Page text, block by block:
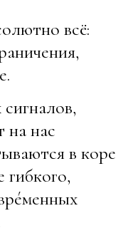
всё:
на нас
в коре
гибкого,